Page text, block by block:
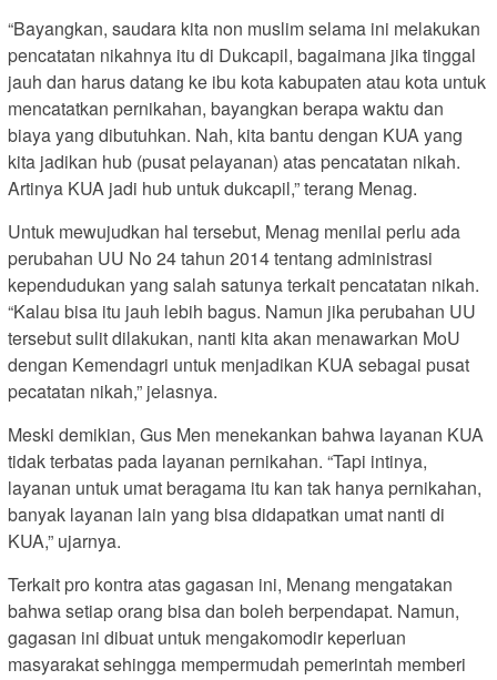
“Bayangkan, saudara kita non muslim selama ini melakukan
pencatatan nikahnya itu di Dukcapil, bagaimana jika tinggal
jauh dan harus datang ke ibu kota kabupaten atau kota untuk
mencatatkan pernikahan, bayangkan berapa waktu dan
biaya yang dibutuhkan. Nah, kita bantu dengan KUA yang
kita jadikan hub (pusat pelayanan) atas pencatatan nikah.
Artinya KUA jadi hub untuk dukcapil,” terang Menag.
Untuk mewujudkan hal tersebut, Menag menilai perlu ada
perubahan UU No 24 tahun 2014 tentang administrasi
kependudukan yang salah satunya terkait pencatatan nikah.
“Kalau bisa itu jauh lebih bagus. Namun jika perubahan UU
tersebut sulit dilakukan, nanti kita akan menawarkan MoU
dengan Kemendagri untuk menjadikan KUA sebagai pusat
pecatatan nikah,” jelasnya.
Meski demikian, Gus Men menekankan bahwa layanan KUA
tidak terbatas pada layanan pernikahan. “Tapi intinya,
layanan untuk umat beragama itu kan tak hanya pernikahan,
banyak layanan lain yang bisa didapatkan umat nanti di
KUA,” ujarnya.
Terkait pro kontra atas gagasan ini, Menang mengatakan
bahwa setiap orang bisa dan boleh berpendapat. Namun,
gagasan ini dibuat untuk mengakomodir keperluan
masyarakat sehingga mempermudah pemerintah memberi